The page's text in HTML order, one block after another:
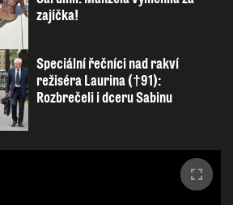
zajíčka!
Speciální řečníci nad rakví
režiséra Laurina (†91):
Rozbrečeli i dceru Sabinu